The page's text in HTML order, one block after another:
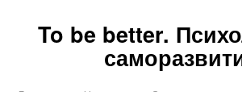
To be better.